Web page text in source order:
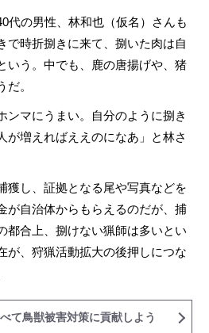
代の男性、林和也（仮名）さんも
で時折捌きに来て、捌いた肉は自
いう。中でも、鹿の唐揚げや、猪
。
マにうまい。自分のように捌き
が増えればええのになあ」と林さ
し、証拠となる尾や写真などを
が自治体からもらえるのだが、捕
都合上、捌けない猟師は多いとい
が、狩猟活動拡大の後押しにつな
て鳥獣被害対策に貢献しよう